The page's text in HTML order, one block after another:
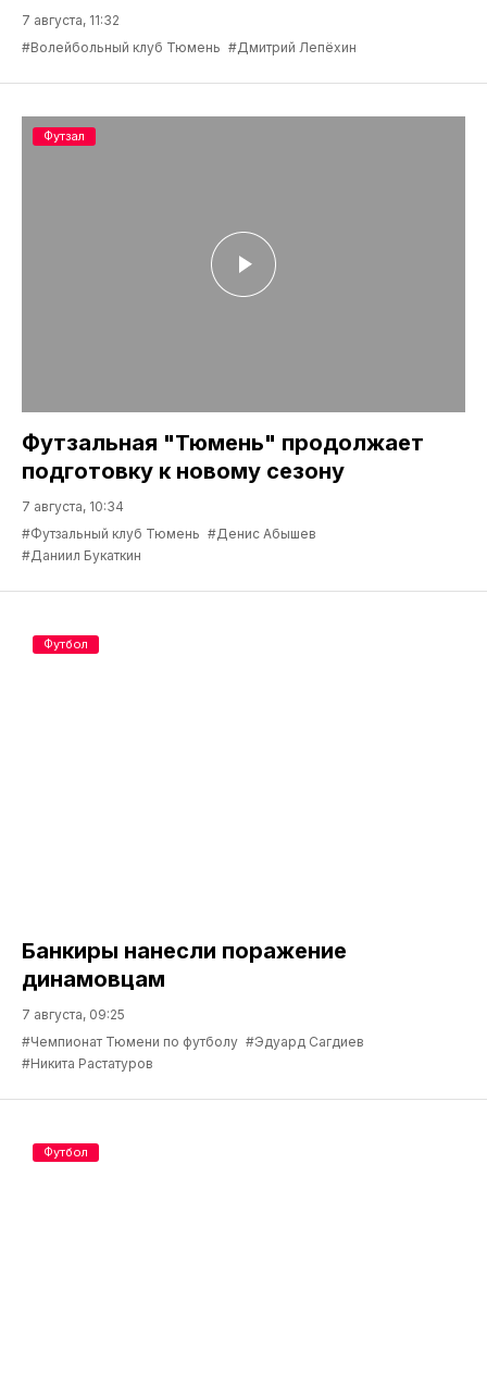
7 августа, 11:32
#Волейбольный клуб Тюмень #Дмитрий Лепёхин
Футзальная "Тюмень" продолжает
подготовку к новому сезону
7 августа, 10:34
#Футзальный клуб Тюмень #Денис Абышев
#Даниил Букаткин
Футзал
Банкиры нанесли поражение
динамовцам
7 августа, 09:25
#Чемпионат Тюмени по футболу #Эдуард Сагдиев
#Никита Растатуров
Футбол
Футбол